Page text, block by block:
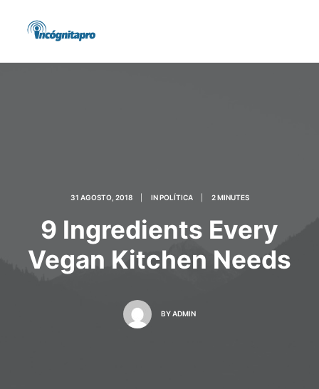
31 AGOSTO, 2018 INPOLÍTICA 2 MINUTES
9 Ingredients Every
Vegan Kitchen Needs
BYADMIN